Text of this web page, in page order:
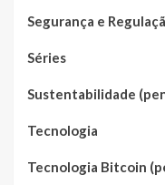
Segurança e
Séries
Sustentabilidade
Tecnologia
Tecnologia Bitcoin